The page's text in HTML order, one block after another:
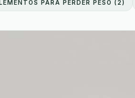
PARA PERDER PESO ( 2)